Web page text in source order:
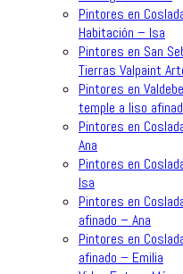
Pintores en
Habitación – Isa
Pintores en San
Tierras Valpaint
Pintores en
temple a liso
Pintores en
Ana
Pintores en
Isa
Pintores en
afinado – Ana
Pintores en
afinado – Emilia